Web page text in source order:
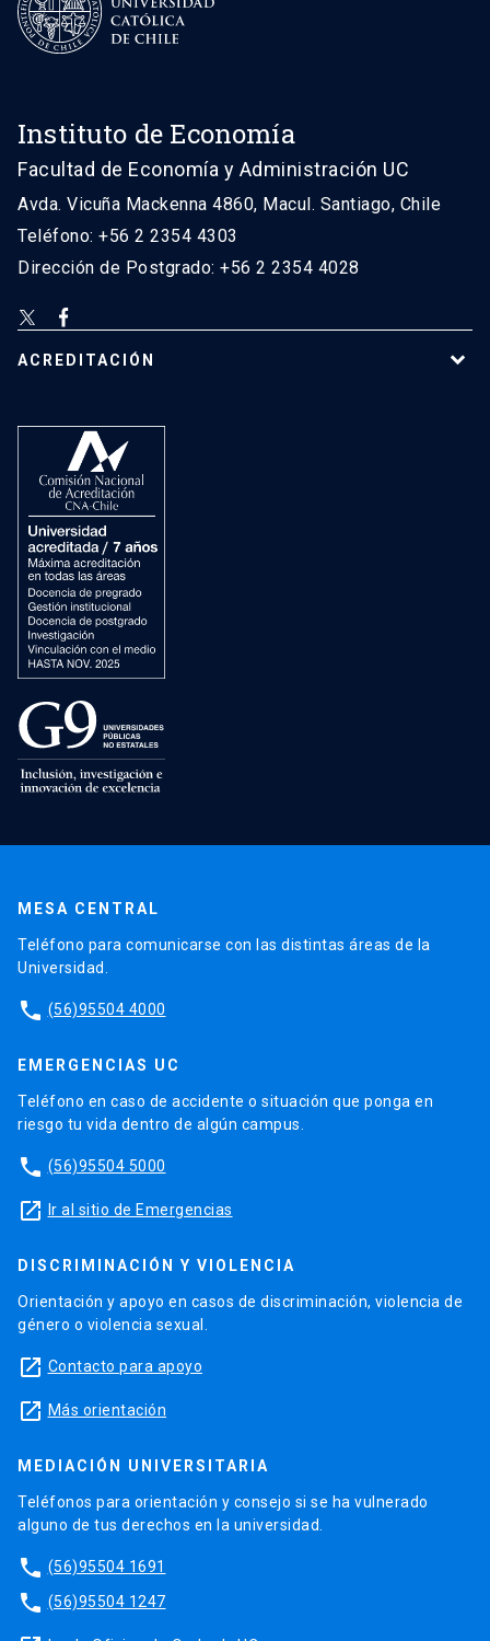
Instituto de Economía
Facultad de Economía y Administración UC
Avda. Vicuña Mackenna 4860, Macul. Santiago, Chile
Teléfono: +56 2 2354 4303
Dirección de Postgrado: +56 2 2354 4028
ACREDITACIÓN
MESA CENTRAL
Teléfono para comunicarse con las distintas áreas de la
Universidad.
phone (56)95504 4000
EMERGENCIAS UC
Teléfono en caso de accidente o situación que ponga en
riesgo tu vida dentro de algún campus.
phone (56)95504 5000
launch Ir al sitio de Emergencias
DISCRIMINACIÓN Y VIOLENCIA
Orientación y apoyo en casos de discriminación, violencia de
género o violencia sexual.
launch Contacto para apoyo
launch Más orientación
MEDIACIÓN UNIVERSITARIA
Teléfonos para orientación y consejo si se ha vulnerado
alguno de tus derechos en la universidad.
phone (56)95504 1691
phone (56)95504 1247